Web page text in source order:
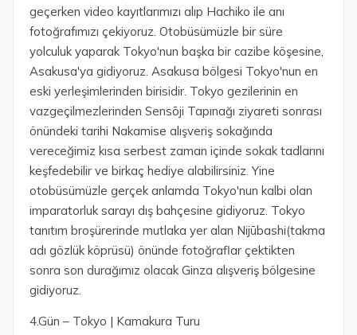
geçerken video kayıtlarımızı alıp Hachiko ile anı
fotoğrafımızı çekiyoruz. Otobüsümüzle bir süre
yolculuk yaparak Tokyo'nun başka bir cazibe köşesine,
Asakusa'ya gidiyoruz. Asakusa bölgesi Tokyo'nun en
eski yerleşimlerinden birisidir. Tokyo gezilerinin en
vazgeçilmezlerinden Sensōji Tapınağı ziyareti sonrası
önündeki tarihi Nakamise alışveriş sokağında
vereceğimiz kısa serbest zaman içinde sokak tadlarını
keşfedebilir ve birkaç hediye alabilirsiniz. Yine
otobüsümüzle gerçek anlamda Tokyo'nun kalbi olan
imparatorluk sarayı dış bahçesine gidiyoruz. Tokyo
tanıtım broşürerinde mutlaka yer alan Nijūbashi(takma
adı gözlük köprüsü) önünde fotoğraflar çektikten
sonra son durağımız olacak Ginza alışveriş bölgesine
gidiyoruz.
4.Gün – Tokyo | Kamakura Turu